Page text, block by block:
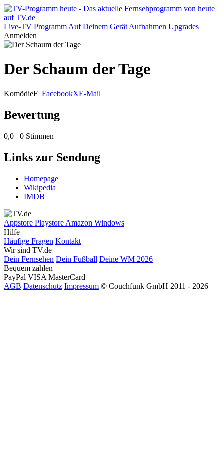
Live-TV Programm Auf Deinem Gerät Aufnahmen Upgrades
Anmelden
Der Schaum der Tage
KomödieF FacebookXE-Mail
Bewertung
0,0 0 Stimmen
Links zur Sendung
Homepage
Wikipedia
IMDB
Appstore Playstore Amazon Windows
Hilfe
Häufige Fragen Kontakt
Wir sind TV.de
Dein Fernsehen Dein Fußball Deine WM 2026
Bequem zahlen
PayPal VISA MasterCard
AGB Datenschutz Impressum © Couchfunk GmbH 2011 - 2026